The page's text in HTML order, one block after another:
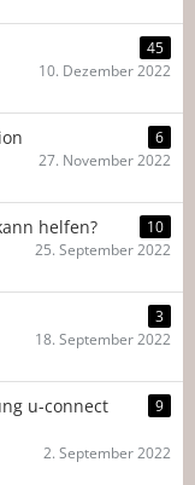
45
10. Dezember 2022
6
27. November 2022
helfen?
10
25. September 2022
3
18. September 2022
u-connect
9
2. September 2022